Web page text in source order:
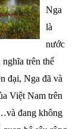
Nga
là
nước
trên thế
đại, Nga đã và
Việt Nam trên
đang không